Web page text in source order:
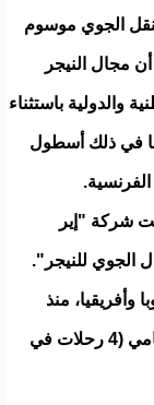
الجوي موسوم
أن مجال النيجر
والدولية باستثناء
في ذلك أسطول
شركة "إير
الجوي للنيجر".
منذ
السابع من آب/أغسطس رحلاتها إلى العاصمة نيامي (4 رحلات في